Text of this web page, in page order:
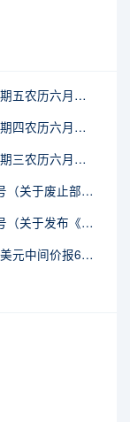
外贸简讯：2026年8月7日星期五农历六月廿五
外贸简讯：2026年8月6日星期四农历六月廿四
外贸简讯：2026年8月5日星期三农历六月廿三
海关总署公告2026年第112号（关于废止部分卫生检疫类规范性文件的公告）
海关总署公告2026年第111号（关于发布《进出境动植物检疫处理监督管理工作规定》《进出境卫生处理监督管理工作规定》的公告）
2026年8月7日周五人民币对美元中间价报6.7904调贬9个基点